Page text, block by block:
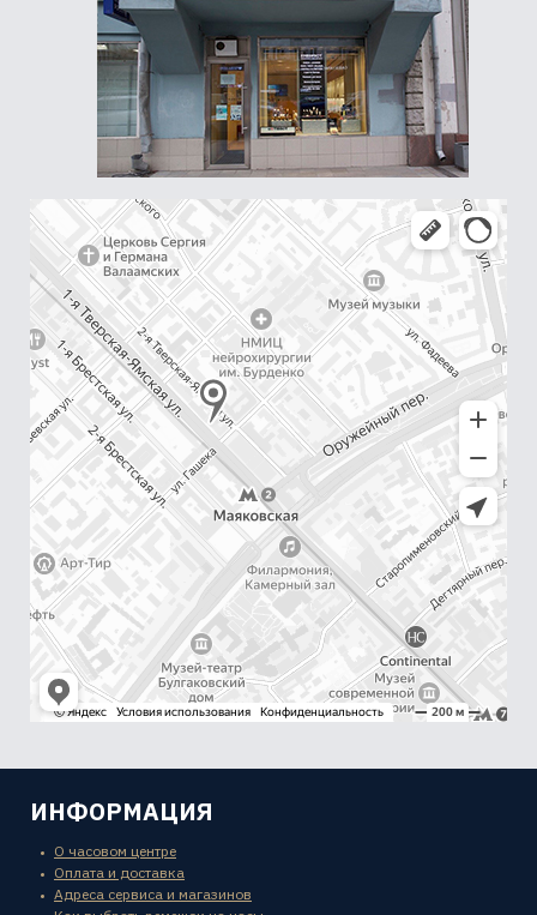
ИНФОРМАЦИЯ
О часовом центре
Оплата и доставка
Адреса сервиса и магазинов